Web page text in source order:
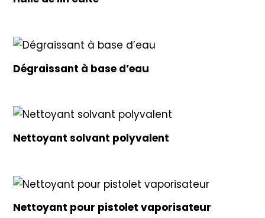
Dégraissant à base d’eau
Nettoyant solvant polyvalent
Nettoyant pour pistolet vaporisateur